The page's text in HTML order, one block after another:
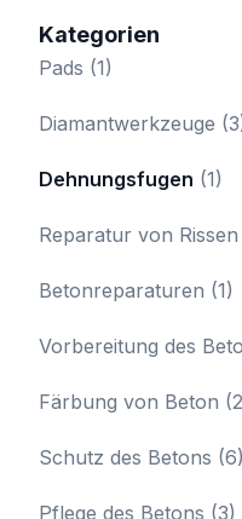
Kategorien
Pads (1)
Diamantwerkzeuge
Dehnungsfugen (1)
Reparatur von Rissen
Betonreparaturen (1)
Vorbereitung des
Färbung von Beton
Schutz des Betons (6)
Pflege des Betons (3)